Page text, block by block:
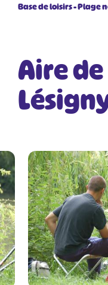
Base de loisirs Plage
Aire